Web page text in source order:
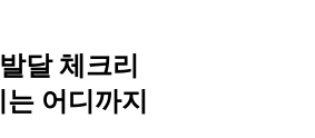
달 체크리
어디까지